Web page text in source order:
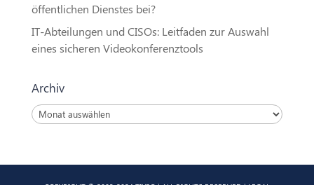
öffentlichen Dienstes bei?
IT-Abteilungen und CISOs: Leitfaden zur Auswahl
eines sicheren Videokonferenztools
Archiv
Archiv